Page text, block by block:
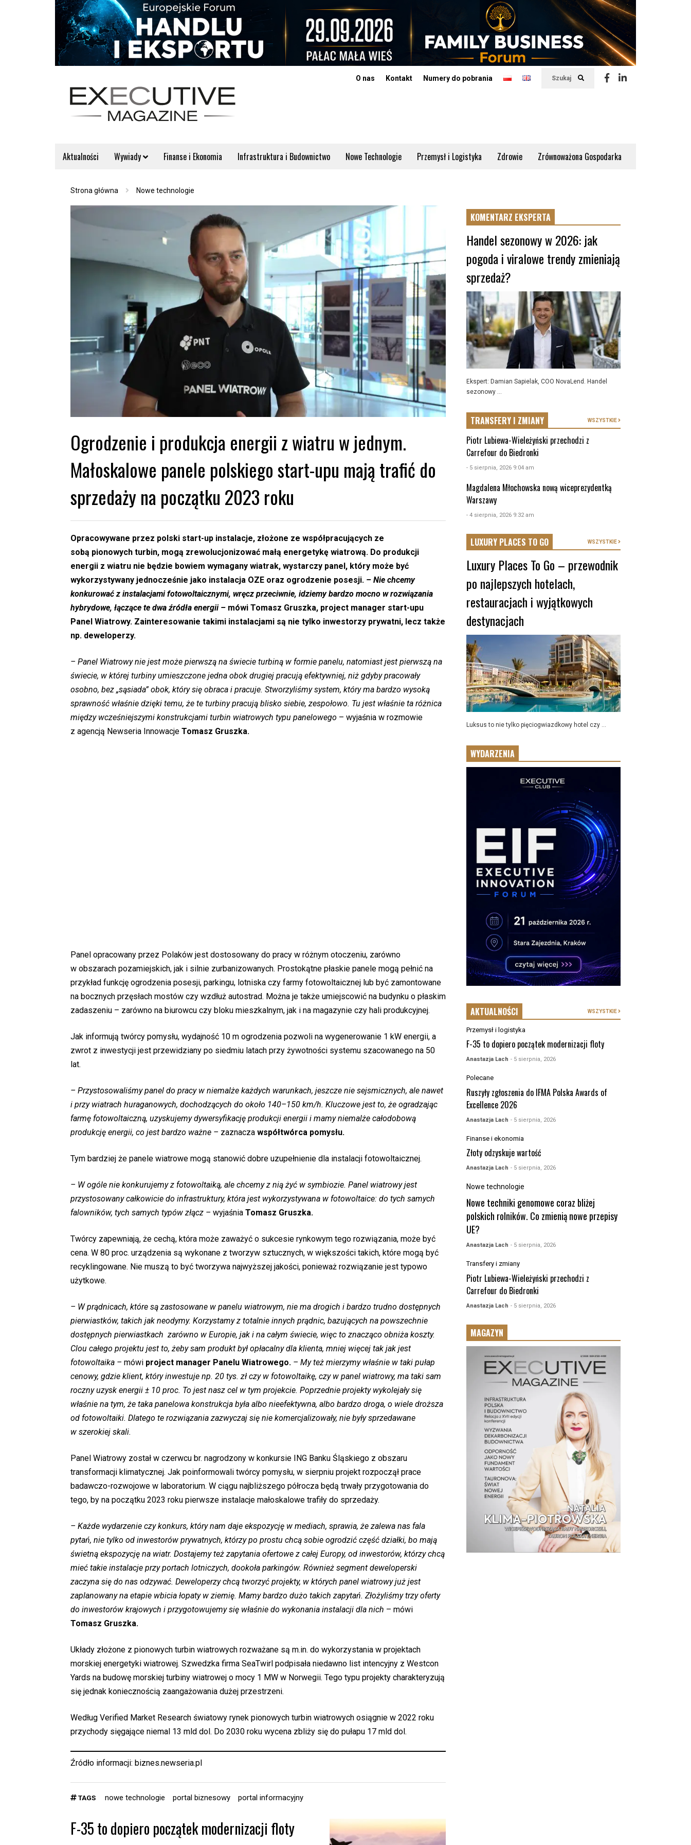
Szukaj
O nas Kontakt Numery do pobrania
Aktualności Wywiady Finanse i Ekonomia Infrastruktura i Budownictwo Nowe Technologie Przemysł i Logistyka Zdrowie Zrównoważona Gospodarka
Strona główna Nowe technologie
Ogrodzenie i produkcja energii z wiatru w jednym.
Małoskalowe panele polskiego start-upu mają trafić do
sprzedaży na początku 2023 roku
Opracowywane przez polski start-up instalacje, złożone ze współpracujących ze
sobą pionowych turbin, mogą zrewolucjonizować małą energetykę wiatrową. Do produkcji
energii z wiatru nie będzie bowiem wymagany wiatrak, wystarczy panel, który może być
wykorzystywany jednocześnie jako instalacja OZE oraz ogrodzenie posesji. – Nie chcemy
konkurować z instalacjami fotowoltaicznymi, wręcz przeciwnie, idziemy bardzo mocno w rozwiązania
hybrydowe, łączące te dwa źródła energii – mówi Tomasz Gruszka, project manager start-upu
Panel Wiatrowy. Zainteresowanie takimi instalacjami są nie tylko inwestorzy prywatni, lecz także
np. deweloperzy.
– Panel Wiatrowy nie jest może pierwszą na świecie turbiną w formie panelu, natomiast jest pierwszą na
świecie, w której turbiny umieszczone jedna obok drugiej pracują efektywniej, niż gdyby pracowały
osobno, bez „sąsiada” obok, który się obraca i pracuje. Stworzyliśmy system, który ma bardzo wysoką
sprawność właśnie dzięki temu, że te turbiny pracują blisko siebie, zespołowo. Tu jest właśnie ta różnica
między wcześniejszymi konstrukcjami turbin wiatrowych typu panelowego – wyjaśnia w rozmowie
z agencją Newseria Innowacje Tomasz Gruszka.
Panel opracowany przez Polaków jest dostosowany do pracy w różnym otoczeniu, zarówno
w obszarach pozamiejskich, jak i silnie zurbanizowanych. Prostokątne płaskie panele mogą pełnić na
przykład funkcję ogrodzenia posesji, parkingu, lotniska czy farmy fotowoltaicznej lub być zamontowane
na bocznych przęsłach mostów czy wzdłuż autostrad. Można je także umiejscowić na budynku o płaskim
zadaszeniu – zarówno na biurowcu czy bloku mieszkalnym, jak i na magazynie czy hali produkcyjnej.
Jak informują twórcy pomysłu, wydajność 10 m ogrodzenia pozwoli na wygenerowanie 1 kW energii, a
zwrot z inwestycji jest przewidziany po siedmiu latach przy żywotności systemu szacowanego na 50
lat.
– Przystosowaliśmy panel do pracy w niemalże każdych warunkach, jeszcze nie sejsmicznych, ale nawet
i przy wiatrach huraganowych, dochodzących do około 140–150 km/h. Kluczowe jest to, że ogradzając
farmę fotowoltaiczną, uzyskujemy dywersyfikację produkcji energii i mamy niemalże całodobową
produkcję energii, co jest bardzo ważne – zaznacza współtwórca pomysłu.
Tym bardziej że panele wiatrowe mogą stanowić dobre uzupełnienie dla instalacji fotowoltaicznej.
– W ogóle nie konkurujemy z fotowoltaiką, ale chcemy z nią żyć w symbiozie. Panel wiatrowy jest
przystosowany całkowicie do infrastruktury, która jest wykorzystywana w fotowoltaice: do tych samych
falowników, tych samych typów złącz – wyjaśnia Tomasz Gruszka.
Twórcy zapewniają, że cechą, która może zaważyć o sukcesie rynkowym tego rozwiązania, może być
cena. W 80 proc. urządzenia są wykonane z tworzyw sztucznych, w większości takich, które mogą być
recyklingowane. Nie muszą to być tworzywa najwyższej jakości, ponieważ rozwiązanie jest typowo
użytkowe.
– W prądnicach, które są zastosowane w panelu wiatrowym, nie ma drogich i bardzo trudno dostępnych
pierwiastków, takich jak neodymy. Korzystamy z totalnie innych prądnic, bazujących na powszechnie
dostępnych pierwiastkach zarówno w Europie, jak i na całym świecie, więc to znacząco obniża koszty.
Clou całego projektu jest to, żeby sam produkt był opłacalny dla klienta, mniej więcej tak jak jest
fotowoltaika – mówi project manager Panelu Wiatrowego. – My też mierzymy właśnie w taki pułap
cenowy, gdzie klient, który inwestuje np. 20 tys. zł czy w fotowoltaikę, czy w panel wiatrowy, ma taki sam
roczny uzysk energii ± 10 proc. To jest nasz cel w tym projekcie. Poprzednie projekty wykolejały się
właśnie na tym, że taka panelowa konstrukcja była albo nieefektywna, albo bardzo droga, o wiele droższa
od fotowoltaiki. Dlatego te rozwiązania zazwyczaj się nie komercjalizowały, nie były sprzedawane
w szerokiej skali.
Panel Wiatrowy został w czerwcu br. nagrodzony w konkursie ING Banku Śląskiego z obszaru
transformacji klimatycznej. Jak poinformowali twórcy pomysłu, w sierpniu projekt rozpoczął prace
badawczo-rozwojowe w laboratorium. W ciągu najbliższego półrocza będą trwały przygotowania do
tego, by na początku 2023 roku pierwsze instalacje małoskalowe trafiły do sprzedaży.
– Każde wydarzenie czy konkurs, który nam daje ekspozycję w mediach, sprawia, że zalewa nas fala
pytań, nie tylko od inwestorów prywatnych, którzy po prostu chcą sobie ogrodzić część działki, bo mają
świetną ekspozycję na wiatr. Dostajemy też zapytania ofertowe z całej Europy, od inwestorów, którzy chcą
mieć takie instalacje przy portach lotniczych, dookoła parkingów. Również segment deweloperski
zaczyna się do nas odzywać. Deweloperzy chcą tworzyć projekty, w których panel wiatrowy już jest
zaplanowany na etapie wbicia łopaty w ziemię. Mamy bardzo dużo takich zapytań. Złożyliśmy trzy oferty
do inwestorów krajowych i przygotowujemy się właśnie do wykonania instalacji dla nich – mówi
Tomasz Gruszka.
Układy złożone z pionowych turbin wiatrowych rozważane są m.in. do wykorzystania w projektach
morskiej energetyki wiatrowej. Szwedzka firma SeaTwirl podpisała niedawno list intencyjny z Westcon
Yards na budowę morskiej turbiny wiatrowej o mocy 1 MW w Norwegii. Tego typu projekty charakteryzują
się jednak koniecznością zaangażowania dużej przestrzeni.
Według Verified Market Research światowy rynek pionowych turbin wiatrowych osiągnie w 2022 roku
przychody sięgające niemal 13 mld dol. Do 2030 roku wycena zbliży się do pułapu 17 mld dol.
Źródło informacji: biznes.newseria.pl
TAGS nowe technologie portal biznesowy portal informacyjny
F-35 to dopiero początek modernizacji floty
KOMENTARZ EKSPERTA
Handel sezonowy w 2026: jak
pogoda i viralowe trendy zmieniają
sprzedaż?
Ekspert: Damian Sapielak, COO NovaLend. Handel
sezonowy ...
TRANSFERY I ZMIANY WSZYSTKIE
Piotr Lubiewa-Wieleżyński przechodzi z
Carrefour do Biedronki
- 5 sierpnia, 2026 9:04 am
Magdalena Młochowska nową wiceprezydentką
Warszawy
- 4 sierpnia, 2026 9:32 am
LUXURY PLACES TO GO WSZYSTKIE
Luxury Places To Go – przewodnik
po najlepszych hotelach,
restauracjach i wyjątkowych
destynacjach
Luksus to nie tylko pięciogwiazdkowy hotel czy ...
WYDARZENIA
AKTUALNOŚCI WSZYSTKIE
Przemysł i logistyka
F-35 to dopiero początek modernizacji floty
Anastazja Lach - 5 sierpnia, 2026
Polecane
Ruszyły zgłoszenia do IFMA Polska Awards of
Excellence 2026
Anastazja Lach - 5 sierpnia, 2026
Finanse i ekonomia
Złoty odzyskuje wartość
Anastazja Lach - 5 sierpnia, 2026
Nowe technologie
Nowe techniki genomowe coraz bliżej
polskich rolników. Co zmienią nowe przepisy
UE?
Anastazja Lach - 5 sierpnia, 2026
Transfery i zmiany
Piotr Lubiewa-Wieleżyński przechodzi z
Carrefour do Biedronki
Anastazja Lach - 5 sierpnia, 2026
MAGAZYN